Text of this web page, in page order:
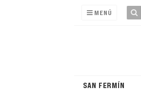
MENÚ
SAN FERMÍN